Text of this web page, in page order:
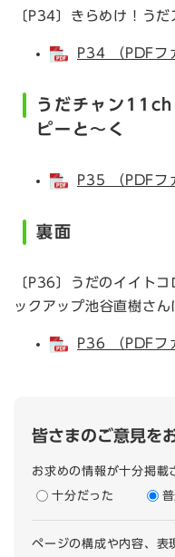
〔P34〕きらめけ！う
P34 （PDFフ
うだチャン11ch
ピーと～く
P35 （PDFフ
裏面
〔P36〕うだのイイト
ックアップ池谷直樹さん
P36 （PDFフ
皆さまのご意見を
お求めの情報が十分掲載
十分だった
ページの構成や内容、表